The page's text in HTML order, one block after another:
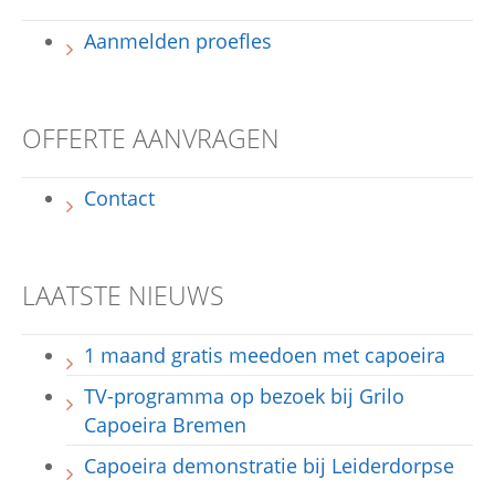
Aanmelden proefles
OFFERTE AANVRAGEN
Contact
LAATSTE NIEUWS
1 maand gratis meedoen met capoeira
TV-programma op bezoek bij Grilo
Capoeira Bremen
Capoeira demonstratie bij Leiderdorpse